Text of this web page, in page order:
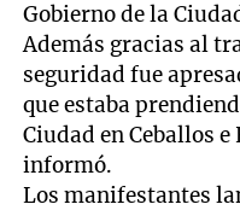
Gobierno de la
Además gracias al
seguridad fue
que estaba
Ciudad en Ceballos
informó.
Los manifestantes